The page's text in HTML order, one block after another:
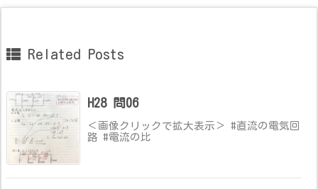
Related Posts
H28 問06
＜画像クリックで拡大表示＞ #直流の電気回
路 #電流の比